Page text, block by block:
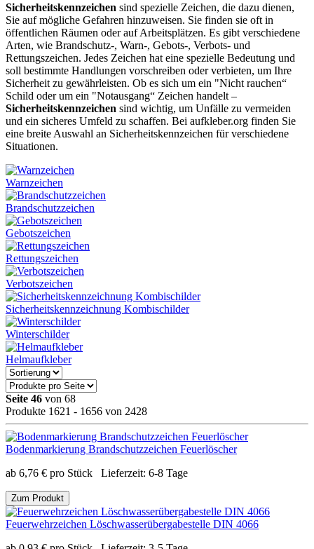
Sicherheitskennzeichen sind spezielle Zeichen, die dazu dienen,
Sie auf mögliche Gefahren hinzuweisen. Sie finden sie oft in
öffentlichen Räumen oder auf Arbeitsplätzen. Es gibt verschiedene
Arten, wie Brandschutz-, Warn-, Gebots-, Verbots- und
Rettungszeichen. Jedes Zeichen hat eine spezielle Bedeutung und
soll bestimmte Handlungen vorschreiben oder verbieten, um Ihre
Sicherheit zu gewährleisten. Ob es sich um ein "Nicht rauchen“
Schild oder um ein "Notausgang“ Zeichen handelt –
Sicherheitskennzeichen sind wichtig, um Unfälle zu vermeiden
und ein sicheres Umfeld zu schaffen. Bei aufkleber.org finden Sie
eine breite Auswahl an Sicherheitskennzeichen für verschiedene
Situationen.
Warnzeichen
Brandschutzzeichen
Gebotszeichen
Rettungszeichen
Verbotszeichen
Sicherheitskennzeichnung Kombischilder
Winterschilder
Helmaufkleber
Seite 46 von 68
Produkte 1621 - 1656 von 2428
Bodenmarkierung Brandschutzzeichen Feuerlöscher
ab 6,76 € pro Stück Lieferzeit: 6-8 Tage
Zum Produkt
Feuerwehrzeichen Löschwasserübergabestelle DIN 4066